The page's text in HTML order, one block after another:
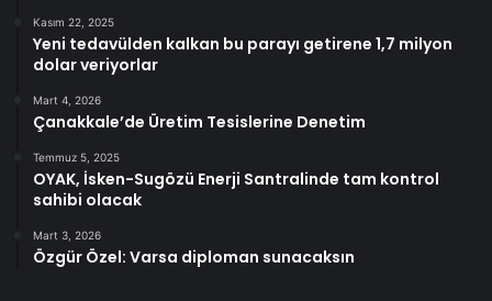
Kasım 22, 2025
Yeni tedavülden kalkan bu parayı getirene 1,7 milyon
dolar veriyorlar
Mart 4, 2026
Çanakkale’de Üretim Tesislerine Denetim
Temmuz 5, 2025
OYAK, İsken-Sugözü Enerji Santralinde tam kontrol
sahibi olacak
Mart 3, 2026
Özgür Özel: Varsa diploman sunacaksın